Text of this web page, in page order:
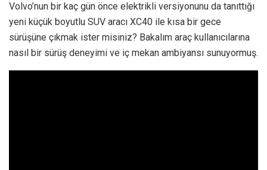
Volvo’nun bir kaç gün önce elektrikli versiyonunu da tanıttığı
yeni küçük boyutlu SUV aracı XC40 ile kısa bir gece
sürüşüne çıkmak ister misiniz? Bakalım araç kullanıcılarına
nasıl bir sürüş deneyimi ve iç mekan ambiyansı sunuyormuş.